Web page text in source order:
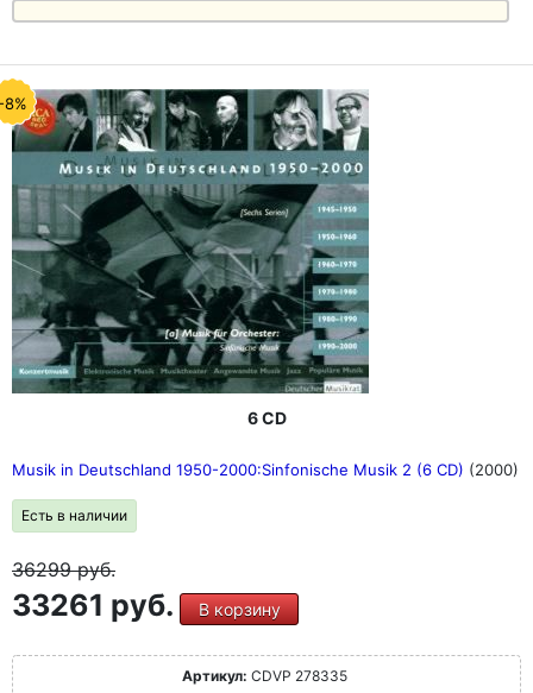
8%
6 CD
Musik in Deutschland 1950-2000:Sinfonische Musik 2 (6 CD) (2000)
Есть в наличии
36299руб.
33261 руб. В корзину
Артикул: CDVP 278335